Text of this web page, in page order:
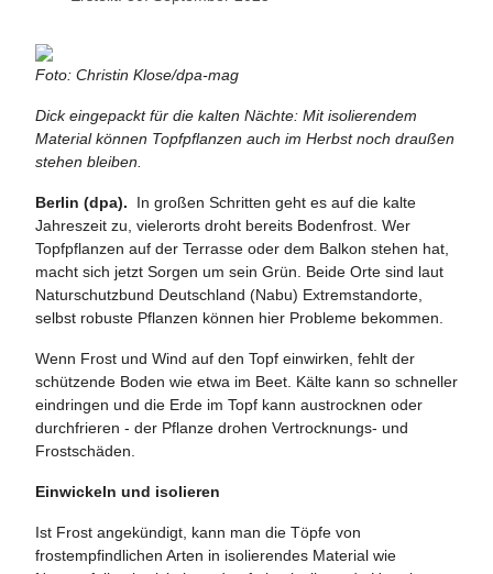
Foto: Christin Klose/dpa-mag
Dick eingepackt für die kalten Nächte: Mit isolierendem
Material können Topfpflanzen auch im Herbst noch draußen
stehen bleiben.
Berlin (dpa). In großen Schritten geht es auf die kalte
Jahreszeit zu, vielerorts droht bereits Bodenfrost. Wer
Topfpflanzen auf der Terrasse oder dem Balkon stehen hat,
macht sich jetzt Sorgen um sein Grün. Beide Orte sind laut
Naturschutzbund Deutschland (Nabu) Extremstandorte,
selbst robuste Pflanzen können hier Probleme bekommen.
Wenn Frost und Wind auf den Topf einwirken, fehlt der
schützende Boden wie etwa im Beet. Kälte kann so schneller
eindringen und die Erde im Topf kann austrocknen oder
durchfrieren - der Pflanze drohen Vertrocknungs- und
Frostschäden.
Einwickeln und isolieren
Ist Frost angekündigt, kann man die Töpfe von
frostempfindlichen Arten in isolierendes Material wie